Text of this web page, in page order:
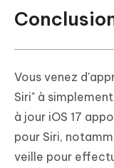
Vous venez
Siri" à
à jour iOS 17
pour Siri,
veille pour